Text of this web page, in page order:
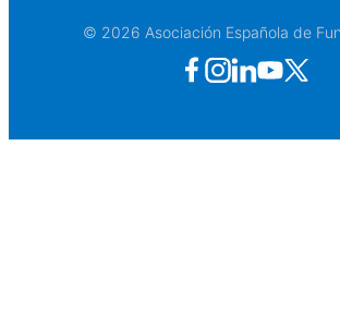
© 2026 Asociación Española de